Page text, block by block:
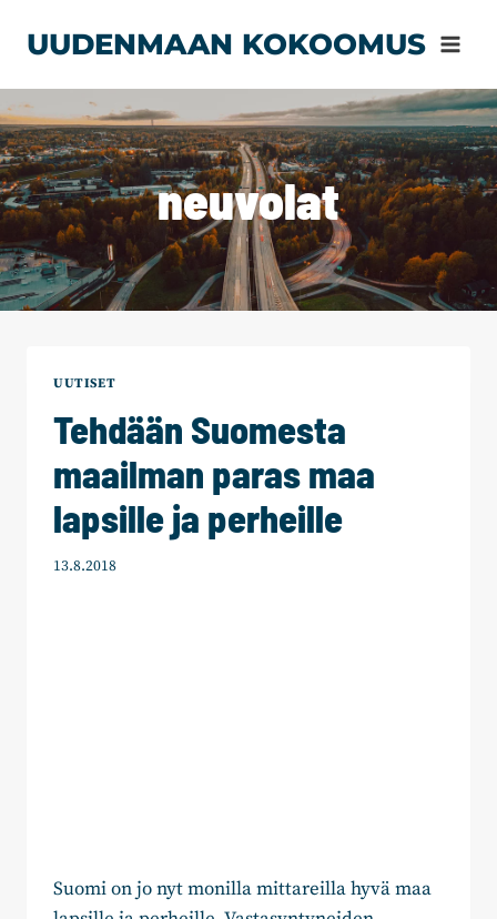
sisältöön
UUDENMAAN KOKOOMUS
neuvolat
UUTISET
Tehdään Suomesta
maailman paras maa
lapsille ja perheille
13.8.2018
Suomi on jo nyt monilla mittareilla hyvä maa